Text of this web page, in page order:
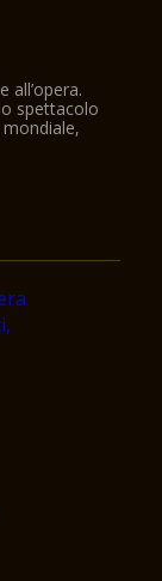
all’opera.
spettacolo